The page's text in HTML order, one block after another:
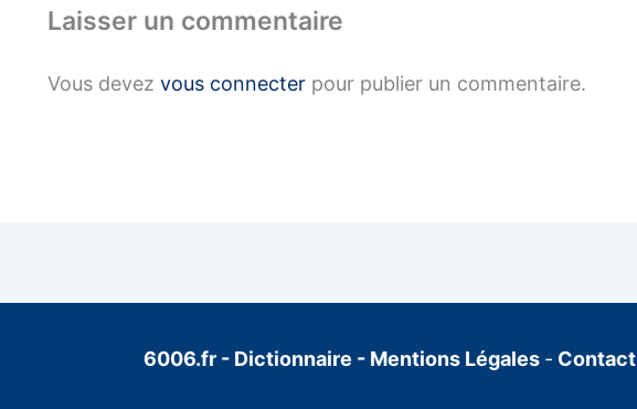
Laisser un commentaire
Vous devez vous connecter pour publier un commentaire.
6006.fr - Dictionnaire - Mentions Légales - Contact